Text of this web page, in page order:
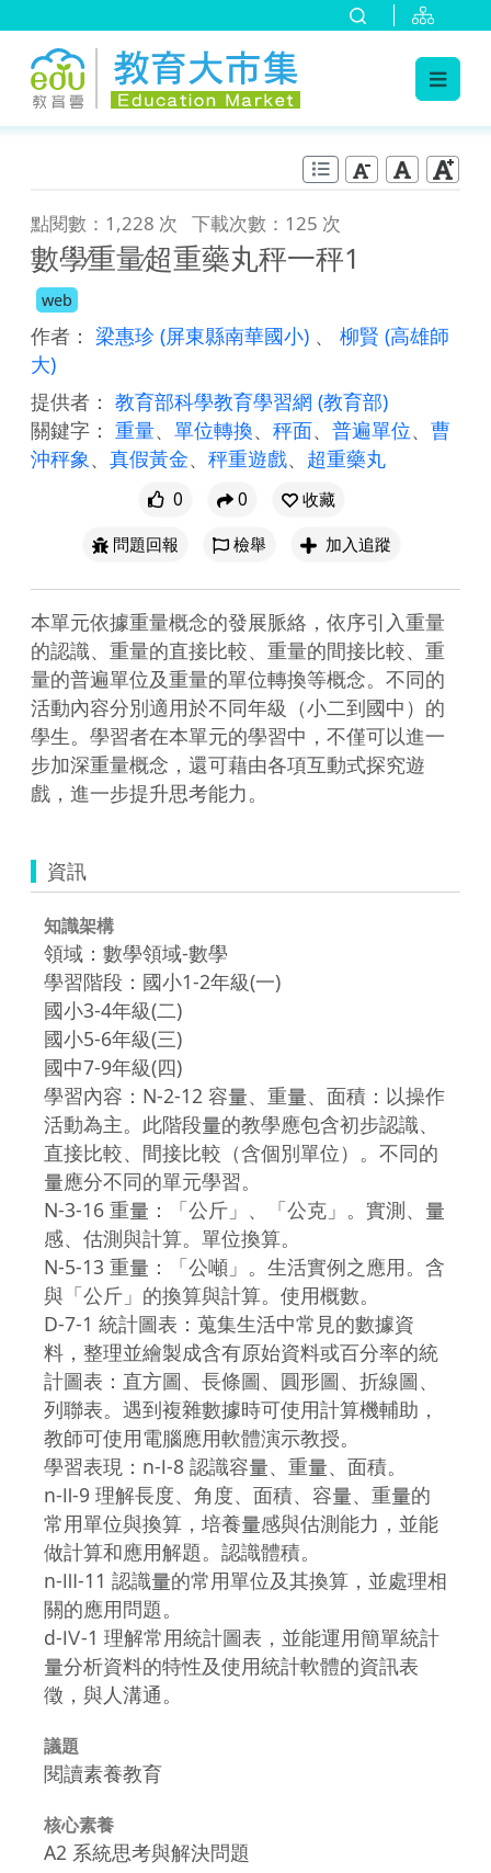
點閱數：1,228 次 下載次數：125 次
數學∕重量∕超重藥丸秤一秤1
web
作者： 梁惠珍 (屏東縣南華國小) 、 柳賢 (高雄師
大)
提供者： 教育部科學教育學習網 (教育部)
關鍵字： 重量、 單位轉換、 秤面、 普遍單位、 曹
沖秤象、 真假黃金、 秤重遊戲、 超重藥丸
0 0
收藏
問題回報
檢舉 加入追蹤
本單元依據重量概念的發展脈絡，依序引入重量
的認識、重量的直接比較、重量的間接比較、重
量的普遍單位及重量的單位轉換等概念。不同的
活動內容分別適用於不同年級（小二到國中）的
學生。學習者在本單元的學習中，不僅可以進一
步加深重量概念，還可藉由各項互動式探究遊
戲，進一步提升思考能力。
資訊
知識架構
領域：數學領域-數學
學習階段：國小1-2年級(一)
國小3-4年級(二)
國小5-6年級(三)
國中7-9年級(四)
學習內容：N-2-12 容量、重量、面積：以操作
活動為主。此階段量的教學應包含初步認識、
直接比較、間接比較（含個別單位）。不同的
量應分不同的單元學習。
N-3-16 重量：「公斤」、「公克」。實測、量
感、估測與計算。單位換算。
N-5-13 重量：「公噸」。生活實例之應用。含
與「公斤」的換算與計算。使用概數。
D-7-1 統計圖表：蒐集生活中常見的數據資
料，整理並繪製成含有原始資料或百分率的統
計圖表：直方圖、長條圖、圓形圖、折線圖、
列聯表。遇到複雜數據時可使用計算機輔助，
教師可使用電腦應用軟體演示教授。
學習表現：n-Ⅰ-8 認識容量、重量、面積。
n-Ⅱ-9 理解長度、角度、面積、容量、重量的
常用單位與換算，培養量感與估測能力，並能
做計算和應用解題。認識體積。
n-Ⅲ-11 認識量的常用單位及其換算，並處理相
關的應用問題。
d-Ⅳ-1 理解常用統計圖表，並能運用簡單統計
量分析資料的特性及使用統計軟體的資訊表
徵，與人溝通。
議題
閱讀素養教育
核心素養
A2 系統思考與解決問題